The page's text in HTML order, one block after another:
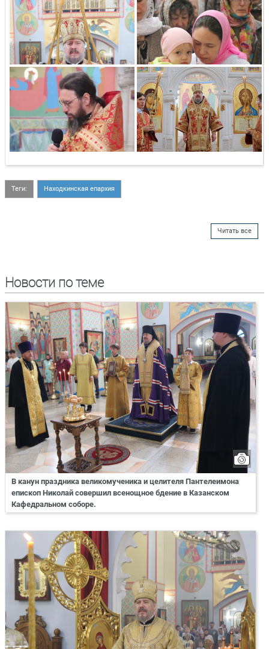
Теги: Находкинская епархия
Читать все
Новости по теме
В канун праздника великомученика и целителя Пантелеимона
епископ Николай совершил всенощное бдение в Казанском
Кафедральном соборе.